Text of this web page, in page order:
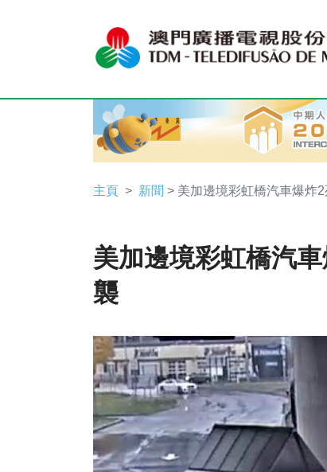
主頁 新聞 > 美加邊境彩虹橋汽車爆炸
美加邊境彩虹橋汽
襲